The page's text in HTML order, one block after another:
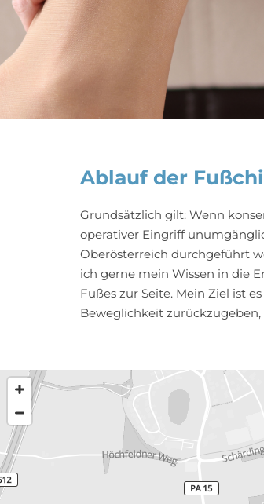
Ablauf der
Grundsätzlich gilt: Wenn
operativer Eingriff
Oberösterreich durchgeführt
ich gerne mein Wissen in die
Fußes zur Seite. Mein Ziel ist
Beweglichkeit